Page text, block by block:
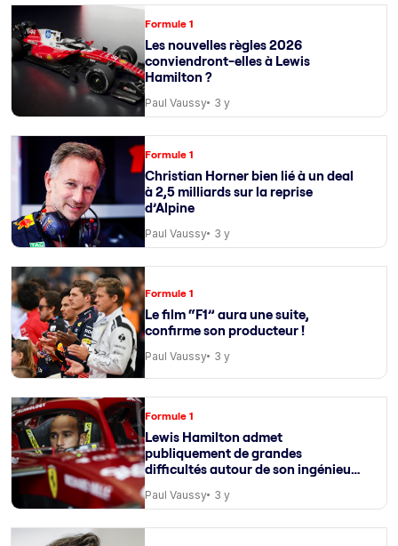
Formule 1
Les nouvelles règles 2026
conviendront-elles à Lewis
Hamilton ?
Paul Vaussy 3 y
Formule 1
Christian Horner bien lié à un deal
à 2,5 milliards sur la reprise
d’Alpine
Paul Vaussy 3 y
Formule 1
Le film “F1” aura une suite,
confirme son producteur !
Paul Vaussy 3 y
Formule 1
Lewis Hamilton admet
publiquement de grandes
difficultés autour de son ingénieur
Paul Vaussy 3 y